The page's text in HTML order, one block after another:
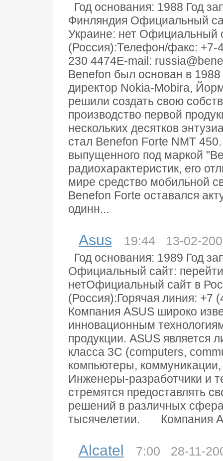
Год основания: 1988 Год
Финляндия Официальный
Украине: нет Официальный
(Россия):Телефон/факс:
230 4474E-mail:
Benefon был основан в 1988
директор Nokia-Mobira,
решили создать свою
производство первой
нескольких десятков
стал Benefon Forte NMT
выпущенного под маркой
радиохарактеристик, его
мире средство мобильной
Benefon Forte оставался
одинн...
Asus 19:44 13-02-
Год основания: 1989 Год
Официальный сайт:
нетОфициальный сайт в
(Россия):Горячая линия:
Компания ASUS широко
инновационным
продукции. ASUS
класса 3C (computers,
компьютеры, коммуникации,
Инженеры-разработчики и
стремятся предоставлять
решений в различных
тысячелетии. Компания
Alcatel 7:00 28-11-